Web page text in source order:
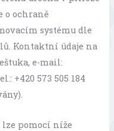
o ochraně
systému dle
Kontaktní údaje na
e-mail:
+420 573 505 184
lze pomocí níže